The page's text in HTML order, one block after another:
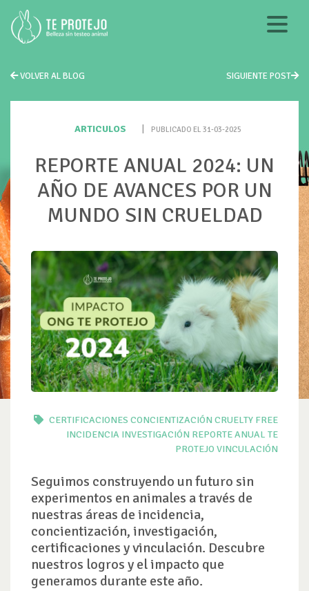
VOLVER AL BLOG SIGUIENTE POST
ARTICULOS PUBLICADO EL 31-03-2025
REPORTE ANUAL 2024: UN
AÑO DE AVANCES POR UN
MUNDO SIN CRUELDAD
CERTIFICACIONES CONCIENTIZACIÓN CRUELTY FREE
INCIDENCIA INVESTIGACIÓN REPORTE ANUAL TE
PROTEJO VINCULACIÓN
Seguimos construyendo un futuro sin
experimentos en animales a través de
nuestras áreas de incidencia,
concientización, investigación,
certificaciones y vinculación. Descubre
nuestros logros y el impacto que
generamos durante este año.